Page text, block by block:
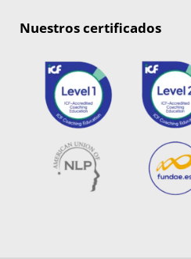
Nuestros certificados